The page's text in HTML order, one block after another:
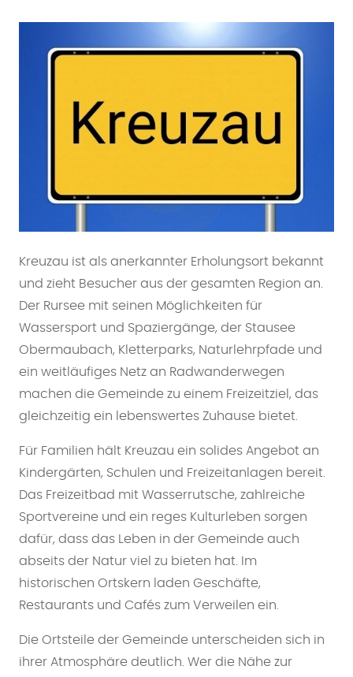
Kreuzau ist als anerkannter Erholungsort bekannt
und zieht Besucher aus der gesamten Region an.
Der Rursee mit seinen Möglichkeiten für
Wassersport und Spaziergänge, der Stausee
Obermaubach, Kletterparks, Naturlehrpfade und
ein weitläufiges Netz an Radwanderwegen
machen die Gemeinde zu einem Freizeitziel, das
gleichzeitig ein lebenswertes Zuhause bietet.
Für Familien hält Kreuzau ein solides Angebot an
Kindergärten, Schulen und Freizeitanlagen bereit.
Das Freizeitbad mit Wasserrutsche, zahlreiche
Sportvereine und ein reges Kulturleben sorgen
dafür, dass das Leben in der Gemeinde auch
abseits der Natur viel zu bieten hat. Im
historischen Ortskern laden Geschäfte,
Restaurants und Cafés zum Verweilen ein.
Die Ortsteile der Gemeinde unterscheiden sich in
ihrer Atmosphäre deutlich. Wer die Nähe zur